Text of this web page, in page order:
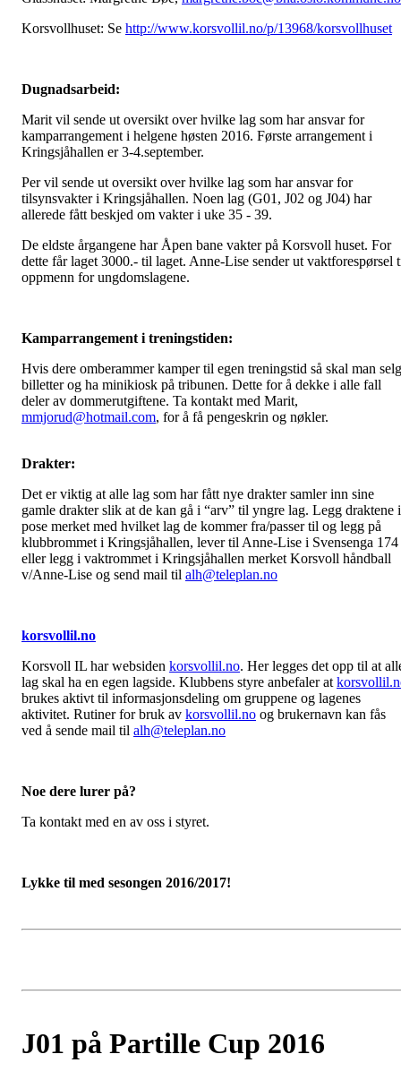
Korsvollhuset: Se http://www.korsvollil.no/p/13968/korsvollhuset
Dugnadsarbeid:
Marit vil sende ut oversikt over hvilke lag som har ansvar for
kamparrangement i helgene høsten 2016. Første arrangement i
Kringsjåhallen er 3-4.september.
Per vil sende ut oversikt over hvilke lag som har ansvar for
tilsynsvakter i Kringsjåhallen. Noen lag (G01, J02 og J04) har
allerede fått beskjed om vakter i uke 35 - 39.
De eldste årgangene har Åpen bane vakter på Korsvoll huset. For
dette får laget 3000.- til laget. Anne-Lise sender ut vaktforespørsel
oppmenn for ungdomslagene.
Kamparrangement i treningstiden:
Hvis dere omberammer kamper til egen treningstid så skal man
billetter og ha minikiosk på tribunen. Dette for å dekke i alle fall
deler av dommerutgiftene. Ta kontakt med Marit,
mmjorud@hotmail.com, for å få pengeskrin og nøkler.
Drakter:
Det er viktig at alle lag som har fått nye drakter samler inn sine
gamle drakter slik at de kan gå i “arv” til yngre lag. Legg draktene i
pose merket med hvilket lag de kommer fra/passer til og legg på
klubbrommet i Kringsjåhallen, lever til Anne-Lise i Svensenga 174
eller legg i vaktrommet i Kringsjåhallen merket Korsvoll håndball
v/Anne-Lise og send mail til alh@teleplan.no
korsvollil.no
Korsvoll IL har websiden korsvollil.no. Her legges det opp til at
lag skal ha en egen lagside. Klubbens styre anbefaler at
brukes aktivt til informasjonsdeling om gruppene og lagenes
aktivitet. Rutiner for bruk av korsvollil.no og brukernavn kan fås
ved å sende mail til alh@teleplan.no
Noe dere lurer på?
Ta kontakt med en av oss i styret.
Lykke til med sesongen 2016/2017!
J01 på Partille Cup 2016